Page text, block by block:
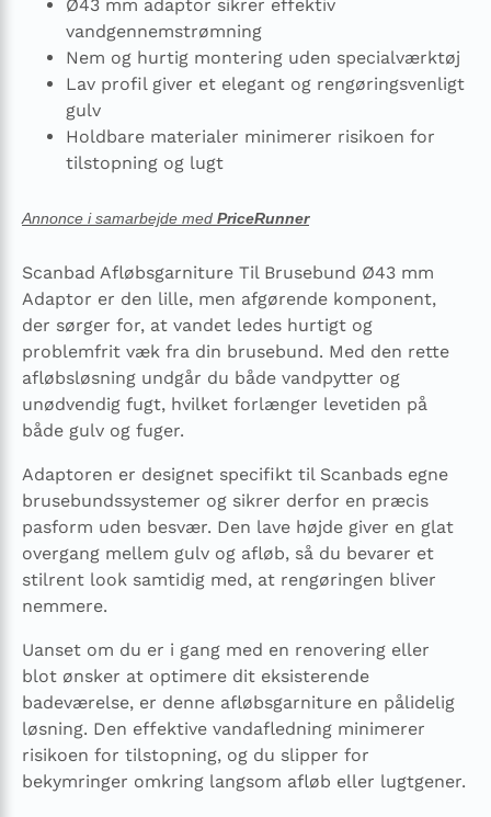
Ø43 mm adaptor sikrer effektiv
vandgennemstrømning
Nem og hurtig montering uden specialværktøj
Lav profil giver et elegant og rengøringsvenligt
gulv
Holdbare materialer minimerer risikoen for
tilstopning og lugt
Annonce i samarbejde med PriceRunner
Scanbad Afløbsgarniture Til Brusebund Ø43 mm
Adaptor er den lille, men afgørende komponent,
der sørger for, at vandet ledes hurtigt og
problemfrit væk fra din brusebund. Med den rette
afløbsløsning undgår du både vandpytter og
unødvendig fugt, hvilket forlænger levetiden på
både gulv og fuger.
Adaptoren er designet specifikt til Scanbads egne
brusebundssystemer og sikrer derfor en præcis
pasform uden besvær. Den lave højde giver en glat
overgang mellem gulv og afløb, så du bevarer et
stilrent look samtidig med, at rengøringen bliver
nemmere.
Uanset om du er i gang med en renovering eller
blot ønsker at optimere dit eksisterende
badeværelse, er denne afløbsgarniture en pålidelig
løsning. Den effektive vandafledning minimerer
risikoen for tilstopning, og du slipper for
bekymringer omkring langsom afløb eller lugtgener.